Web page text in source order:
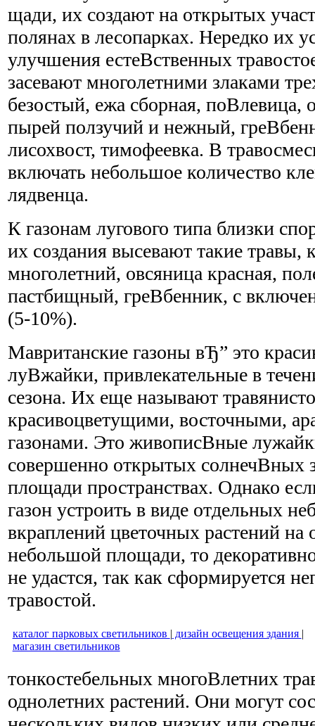
щади, их создают на открытых
полянах в лесопарках. Нередко их
улучшения естеВ­ственных
засевают многолетними злаками
безостый, ежа сборная, поВ­левица,
пырей ползучий и нежный,
лисохвост, тимофеевка. В
включать небольшое количество
лядвенца.
К газонам лугового типа близки
их создания высевают такие травы,
многолетний, овсяница красная,
пастбищный, греВ­бенник, с
(5-10%).
Мавританские газоны вЂ” это
луВ­жайки, привлекательные в
сезона. Их еще называют
красивоцветущими, восточными,
газонами. Это живописВ­ные
совершенно открытых солнечВ­ных
площади пространствах. Однако
газон устроить в виде отдельных
вкраплений цветочных растений на
небольшой площади, то
не удастся, так как сформируется
травостой.
каталог парковых светильников | дизайн освещения здания |
магазин светильников
тонкостебельных многоВ­летних
однолетних растений. Они могут